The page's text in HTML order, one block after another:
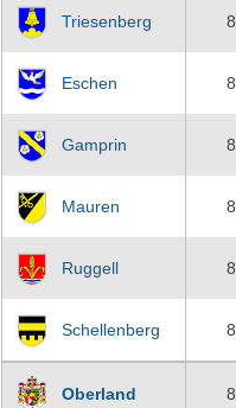
Triesenberg
Eschen
Gamprin
Mauren
Ruggell
Schellenberg
Oberland